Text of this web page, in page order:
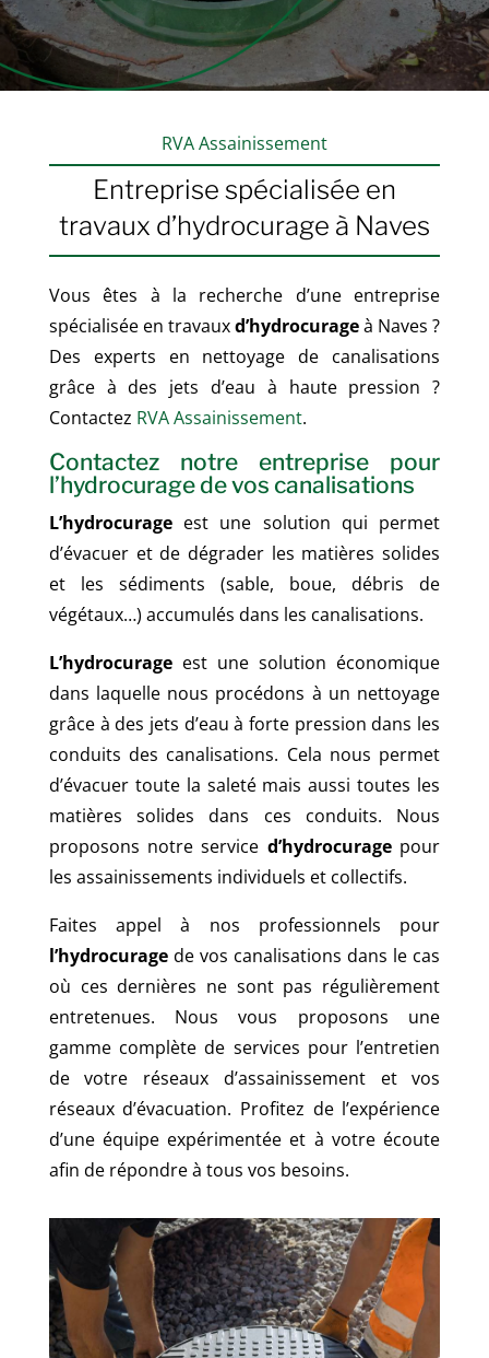
RVA Assainissement
Entreprise spécialisée en
travaux d’hydrocurage à Naves
Vous êtes à la recherche d’une entreprise
spécialisée en travauxd’hydrocurageà Naves ?
Des experts en nettoyage de canalisations
grâce à des jets d’eau à haute pression ?
Contactez RVA Assainissement.
Contactez notre entreprise pour
l’hydrocurage de vos canalisations
L’hydrocurageest une solution qui permet
d’évacuer et de dégrader les matières solides
et les sédiments (sable, boue, débris de
végétaux…) accumulés dans les canalisations.
L’hydrocurageest une solution économique
dans laquelle nous procédons à un nettoyage
grâce àdes jets d’eau à forte pression dans les
conduits des canalisations. Cela nous permet
d’évacuer toute la saleté mais aussi toutes les
matières solides dans ces conduits. Nous
proposons notre service d’hydrocuragepour
les assainissements individuels et collectifs.
Faites appel à nos professionnels pour
l’hydrocuragede vos canalisations dans le cas
où ces dernières ne sont pas régulièrement
entretenues. Nous vous proposons une
gamme complète de services pour l’entretien
de votre réseaux d’assainissement et vos
réseaux d’évacuation. Profitez de l’expérience
d’une équipe expérimentée et à votre écoute
afin de répondre à tous vos besoins.